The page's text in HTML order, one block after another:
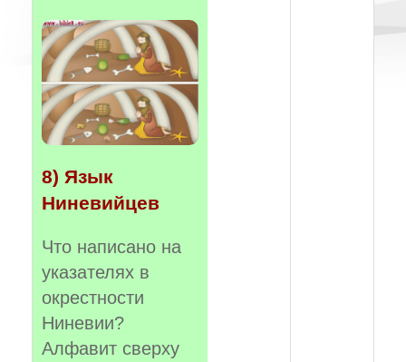
8) Язык
Ниневийцев
Что написано на
указателях в
окрестности
Ниневии?
Алфавит сверху